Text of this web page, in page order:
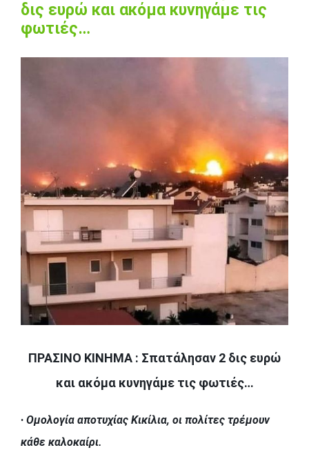
δις ευρώ και ακόμα κυνηγάμε τις
φωτιές…
ΠΡΑΣΙΝΟ ΚΙΝΗΜΑ : Σπατάλησαν 2 δις ευρώ
και ακόμα κυνηγάμε τις φωτιές…
· Ομολογία αποτυχίας Κικίλια, οι πολίτες τρέμουν
κάθε καλοκαίρι.